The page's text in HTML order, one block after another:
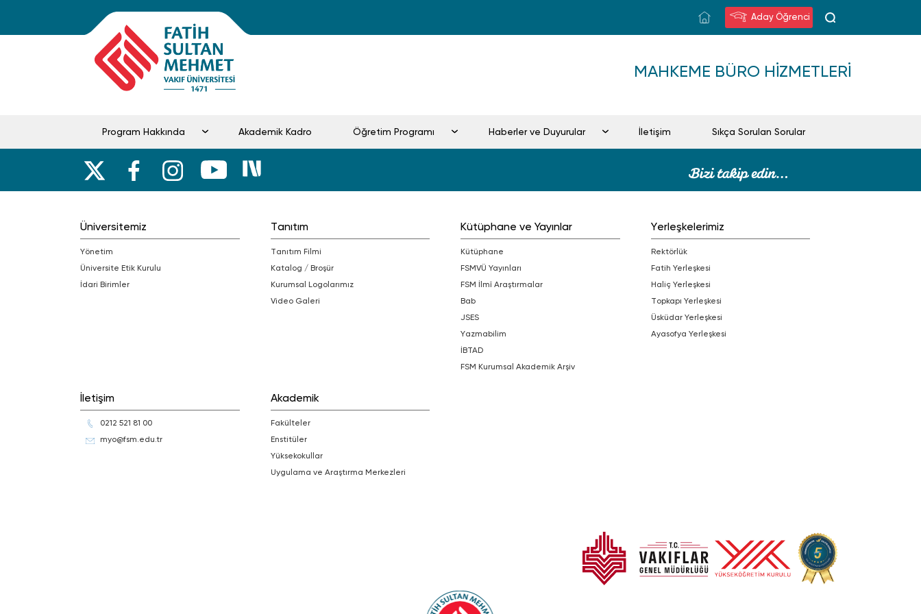
Aday Öğrenci
MAHKEME BÜRO HIZMETLERI
Program Hakkında Akademik Kadro Öğretim Programı Haberler ve Duyurular İletişim Sıkça Sorulan Sorular
Üniversitemiz
Yönetim
Üniversite Etik Kurulu
İdari Birimler
Tanıtım
Tanıtım Filmi
Katalog / Broşür
Kurumsal Logolarımız
Video Galeri
Kütüphane ve Yayınlar
Kütüphane
FSMVÜ Yayınları
FSM İlmî Araştırmalar
bab
JSES
Yazmabilim
İBTAD
FSM Kurumsal Akademik Arşiv
Yerleşkelerimiz
Rektörlük
Fatih Yerleşkesi
Haliç Yerleşkesi
Topkapı Yerleşkesi
Üsküdar Yerleşkesi
Ayasofya Yerleşkesi
İletişim
0212 521 81 00
myo@fsm.edu.tr
Akademik
Fakülteler
Enstitüler
Yüksekokullar
Uygulama ve Araştırma Merkezleri